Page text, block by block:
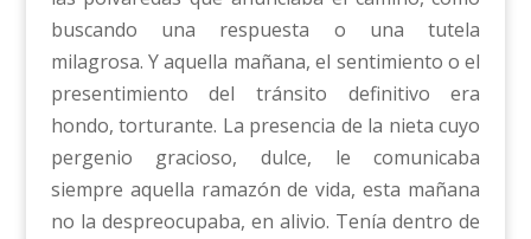
buscando una respuesta o una tutela
milagrosa. Y aquella mañana, el sentimiento o el
presentimiento del tránsito definitivo era
hondo, torturante. La presencia de la nieta cuyo
pergenio gracioso, dulce, le comunicaba
siempre aquella ramazón de vida, esta mañana
no la despreocupaba, en alivio. Tenía dentro de